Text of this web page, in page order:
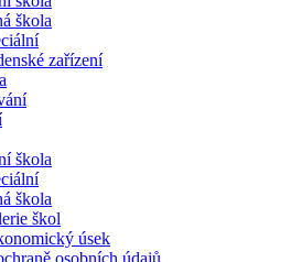
škola
zařízení
škola
škola
škol
úsek
osobních údajů